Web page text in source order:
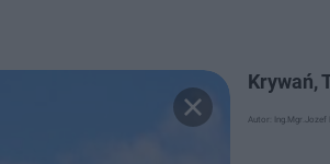
Krywań,
Autor: Ing.Mgr.Jozef